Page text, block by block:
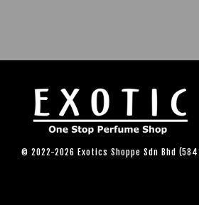
© 2022-2026 Exotics Shoppe Sdn Bhd